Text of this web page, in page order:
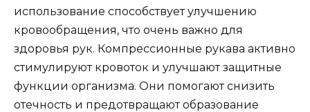
использование способствует улучшению
кровообращения, что очень важно для
здоровья рук. Компрессионные рукава активно
стимулируют кровоток и улучшают защитные
функции организма. Они помогают снизить
отечность и предотвращают образование